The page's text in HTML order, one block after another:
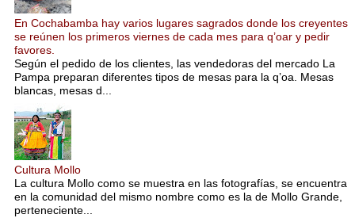
En Cochabamba hay varios lugares sagrados donde los creyentes
se reúnen los primeros viernes de cada mes para q’oar y pedir
favores.
Según el pedido de los clientes, las vendedoras del mercado La
Pampa preparan diferentes tipos de mesas para la q’oa. Mesas
blancas, mesas d...
Cultura Mollo
La cultura Mollo como se muestra en las fotografías, se encuentra
en la comunidad del mismo nombre como es la de Mollo Grande,
perteneciente...